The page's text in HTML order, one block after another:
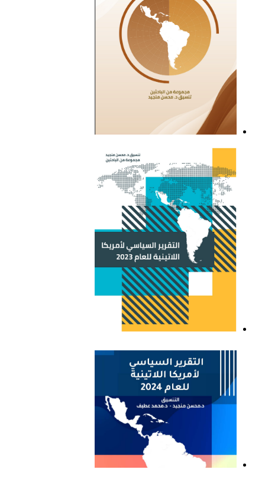
اللاتينية للعام 2023